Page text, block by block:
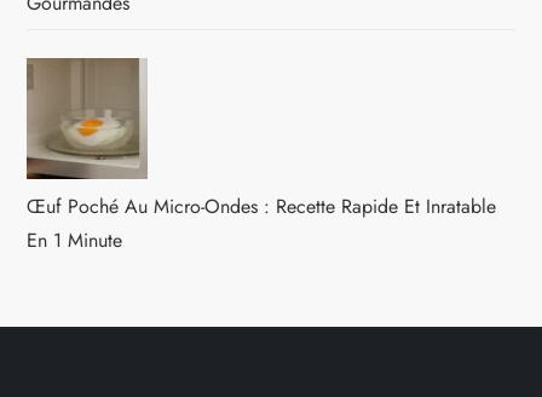
Œuf Poché Au Micro-Ondes : Recette Rapide Et Inratable
En 1 Minute